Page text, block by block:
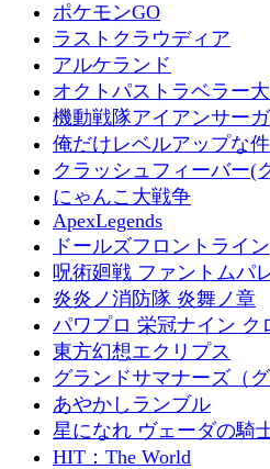
ポケモンGO
ラストクラウディア
アルケランド
オクトパストラベラー
機動戦隊アイアンサーガ
俺だけレベルアップな
クラッシュフィーバー(
にゃんこ大戦争
ApexLegends
ドールズフロントライン
呪術廻戦 ファントムパ
炎炎ノ消防隊 炎舞ノ章
パワプロ 栄冠ナイン ク
東方幻想エクリプス
グランドサマナーズ（グ
あやかしランブル
星になれ ヴェーダの騎
HIT：The World